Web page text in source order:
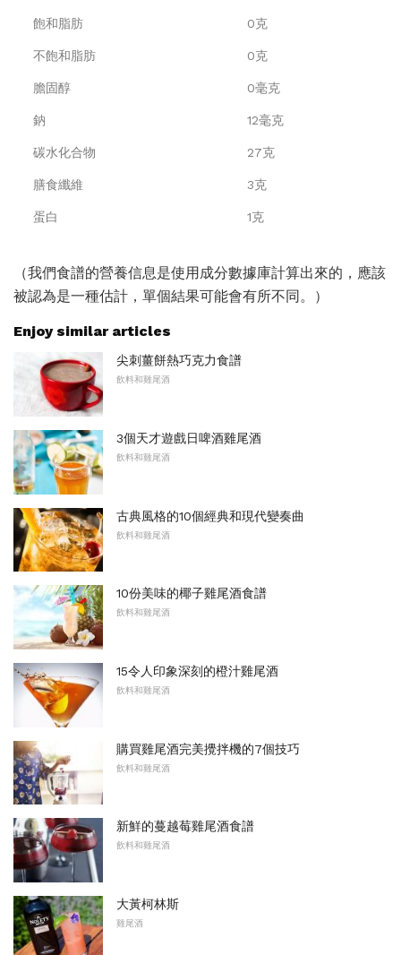
飽和脂肪 0克
不飽和脂肪 0克
膽固醇 0毫克
鈉 12毫克
碳水化合物 27克
膳食纖維 3克
蛋白 1克
（我們食譜的營養信息是使用成分數據庫計算出來的，應該
被認為是一種估計，單個結果可能會有所不同。）
Enjoy similar articles
尖刺薑餅熱巧克力食譜
飲料和雞尾酒
3個天才遊戲日啤酒雞尾酒
飲料和雞尾酒
古典風格的10個經典和現代變奏曲
飲料和雞尾酒
10份美味的椰子雞尾酒食譜
飲料和雞尾酒
15令人印象深刻的橙汁雞尾酒
飲料和雞尾酒
購買雞尾酒完美攪拌機的7個技巧
飲料和雞尾酒
新鮮的蔓越莓雞尾酒食譜
飲料和雞尾酒
大黃柯林斯
雞尾酒